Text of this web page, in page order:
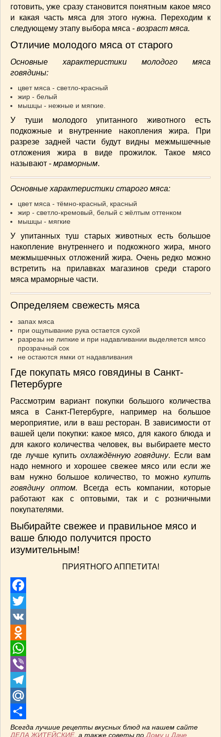
готовить, уже сразу становится понятным какое мясо
и какая часть мяса для этого нужна. Переходим к
следующему этапу выбора мяса - возраст мяса.
Отличие молодого мяса от старого
Основные характеристики молодого мяса
говядины:
цвет мяса - светло-красный
жир - белый
мышцы - нежные и мягкие.
У туши молодого упитанного животного есть
подкожные и внутренние накопления жира. При
разрезе задней части будут видны межмышечные
отложения жира в виде прожилок. Такое мясо
называют - мраморным.
Основные характеристики старого мяса:
цвет мяса - тёмно-красный, красный
жир - светло-кремовый, белый с жёлтым оттенком
мышцы - мягкие
У упитанных туш старых животных есть большое
накопление внутреннего и подкожного жира, много
межмышечных отложений жира. Очень редко можно
встретить на прилавках магазинов среди старого
мяса мраморные части.
Определяем свежесть мяса
запах мяса
при ощупывание рука остается сухой
разрезы не липкие и при надавливании выделяется мясо
прозрачный сок
не остаются ямки от надавливания
Где покупать мясо говядины в Санкт-
Петербурге
Рассмотрим вариант покупки большого количества
мяса в Санкт-Петербурге, например на большое
мероприятие, или в ваш ресторан. В зависимости от
вашей цели покупки: какое мясо, для какого блюда и
для какого количества человек, вы выбираете место
где лучше купить охлаждённую говядину. Если вам
надо немного и хорошее свежее мясо или если же
вам нужно большое количество, то можнокупить
говядину оптом. Всегда есть компании, которые
работают как с оптовыми, так и с розничными
покупателями.
Выбирайте свежее и правильное мясо и
ваше блюдо получится просто
изумительным!
ПРИЯТНОГО АППЕТИТА!
Facebook
Twitter
VK
Odnoklassniki
WhatsApp
Viber
Telegram
Mail.Ru
Отправить
Всегда лучшие рецепты вкусных блюд на нашем сайте
ДЕЛА ЖИТЕЙСКИЕ, а также советы по Дому и Даче